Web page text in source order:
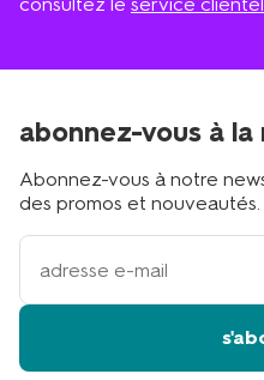
abonnez-vous à la
Abonnez-vous à notre
des promos et nouveautés.
votre
adresse